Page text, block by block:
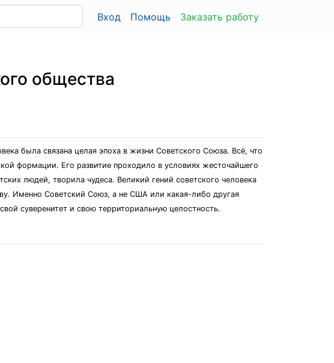
Вход Помощь Заказать работу
общества
была связана целая эпоха в жизни Советского Союза. Всё, что
формации. Его развитие проходило в условиях жесточайшего
людей, творила чудеса. Великий гений советского человека
Именно Советский Союз, а не США или какая-либо другая
суверенитет и свою территориальную целостность.